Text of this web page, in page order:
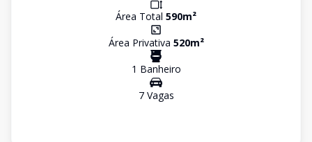
Área Total 590m²
Área Privativa 520m²
1 Banheiro
7Vagas